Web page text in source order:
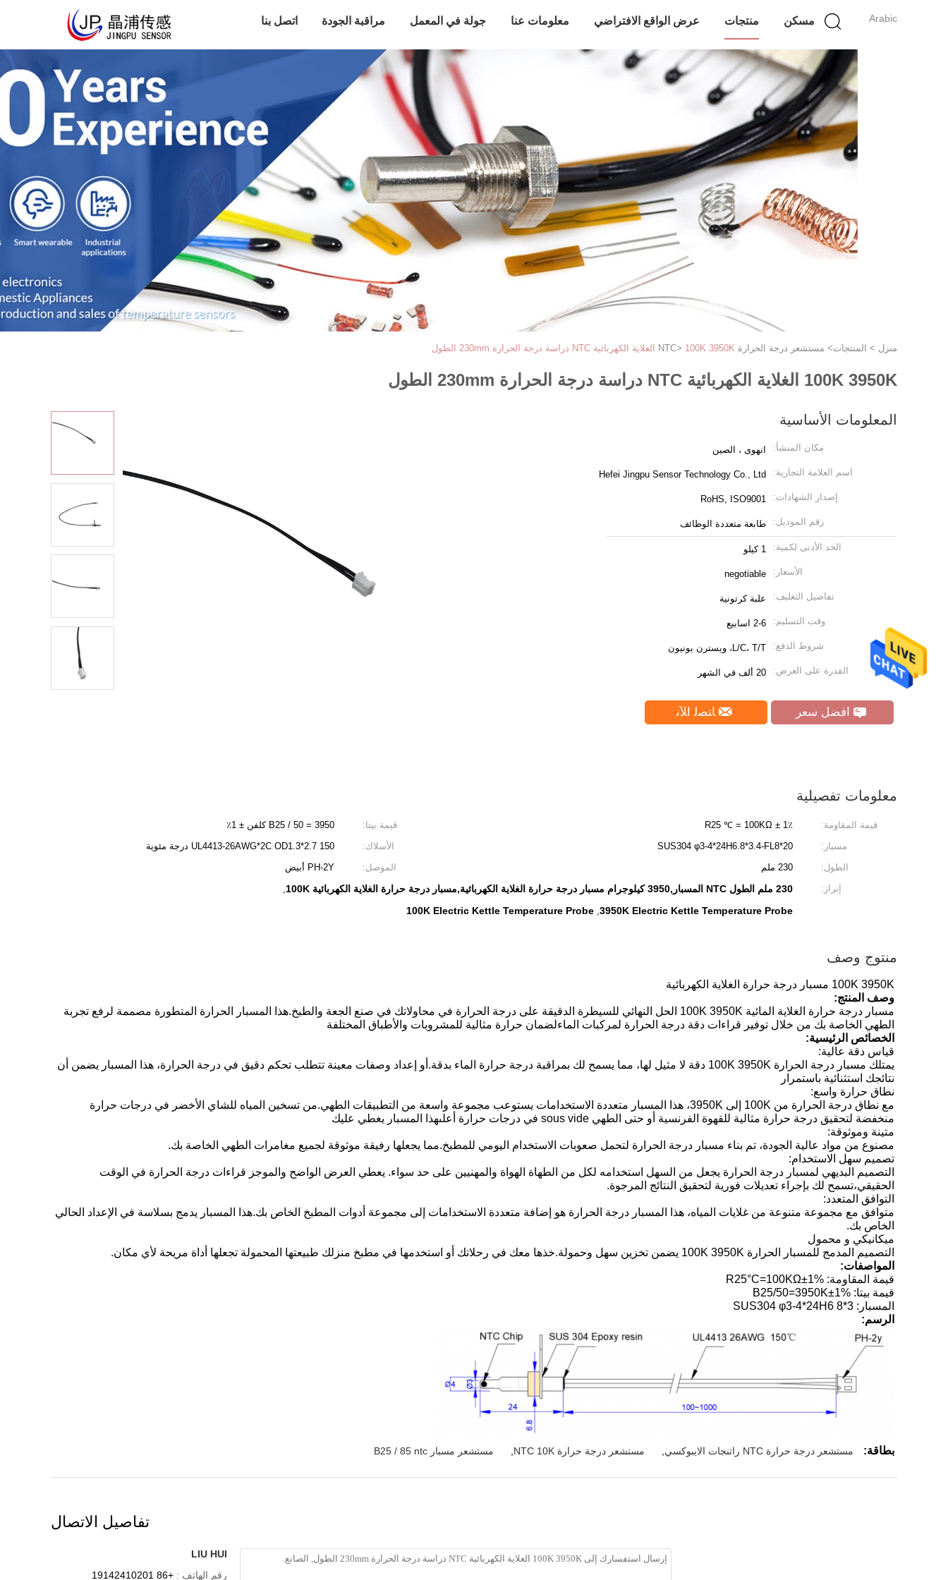
Arabic مسكن منتجات عرض الواقع الافتراضي معلومات عنا جولة في المعمل مراقبة الجودة اتصل بنا
منزل > المنتجات> مستشعر درجة الحرارة NTC > 100K 3950K الغلاية الكهربائية NTC دراسة درجة الحرارة 230mm الطول
100K 3950K الغلاية الكهربائية NTC دراسة درجة الحرارة 230mm الطول
المعلومات الأساسية
مكان المنشأ: انهوى ، الصين
اسم العلامة التجارية: Hefei Jingpu Sensor Technology Co., Ltd
إصدار الشهادات: RoHS, ISO9001
رقم الموديل: طابعة متعددة الوظائف
الحد الأدنى لكمية: 1 كيلو
الأسعار: negotiable
تفاصيل التغليف: علبة كرتونية
وقت التسليم: 2-6 اسابيع
شروط الدفع: L/C، T/T، ويسترن يونيون
القدرة على العرض: 20 ألف في الشهر
افضل سعر ﺎﺘﺼﻟ ﺍﻶﻧ
معلومات تفصيلية
قيمة المقاومة: R25 ℃ = 100KΩ ± 1٪ قيمة بيتا:
B25 / 50 = 3950 كلفن ± 1٪
مسبار:
SUS304 φ3-4*24H6.8*3.4-FL8*20 الأسلاك:
UL4413-26AWG*2C OD1.3*2.7 150 درجة مئوية
الطول:
230 ملم الموصل:
PH-2Y أبيض
إبراز:
230 ملم الطول NTC المسبار,3950 كيلوجرام مسبار درجة حرارة الغلاية الكهربائية,مسبار درجة حرارة الغلاية الكهربائية 100K ,
3950K Electric Kettle Temperature Probe
,
100K Electric Kettle Temperature Probe
منتوج وصف
100K 3950K مسبار درجة حرارة الغلاية الكهربائية
وصف المنتج:
مسبار درجة حرارة الغلاية المائية 100K 3950K الحل النهائي للسيطرة الدقيقة على درجة الحرارة في محاولاتك في صنع الجعة والطبخ.هذا المسبار الحرارة المتطورة مصممة لرفع تجربة
الطهي الخاصة بك من خلال توفير قراءات دقة درجة الحرارة لمركبات الماءلضمان حرارة مثالية للمشروبات والأطباق المختلفة
الخصائص الرئيسية:
قياس دقة عالية:
يمتلك مسبار درجة الحرارة 100K 3950K دقة لا مثيل لها، مما يسمح لك بمراقبة درجة حرارة الماء بدقة.أو إعداد وصفات معينة تتطلب تحكم دقيق في درجة الحرارة، هذا المسبار يضمن أن
نتائجك استثنائية باستمرار
نطاق حرارة واسع:
مع نطاق درجة الحرارة من 100K إلى 3950K، هذا المسبار متعددة الاستخدامات يستوعب مجموعة واسعة من التطبيقات الطهي.من تسخين المياه للشاي الأخضر في درجات حرارة
منخفضة لتحقيق درجة حرارة مثالية للقهوة الفرنسية أو حتى الطهي sous vide في درجات حرارة أعلىهذا المسبار يغطي عليك
متينة وموثوقة:
مصنوع من مواد عالية الجودة، تم بناء مسبار درجة الحرارة لتحمل صعوبات الاستخدام اليومي للمطبخ.مما يجعلها رفيقة موثوقة لجميع مغامرات الطهي الخاصة بك.
تصميم سهل الاستخدام:
التصميم البديهي لمسبار درجة الحرارة يجعل من السهل استخدامه لكل من الطهاة الهواة والمهنيين على حد سواء. يعطي العرض الواضح والموجز قراءات درجة الحرارة في الوقت
الحقيقي،تسمح لك بإجراء تعديلات فورية لتحقيق النتائج المرجوة.
التوافق المتعدد:
متوافق مع مجموعة متنوعة من غلايات المياه، هذا المسبار درجة الحرارة هو إضافة متعددة الاستخدامات إلى مجموعة أدوات المطبخ الخاص بك.هذا المسبار يدمج بسلاسة في الإعداد الحالي
الخاص بك.
ميكانيكي و محمول
التصميم المدمج للمسبار الحرارة 100K 3950K يضمن تخزين سهل وحمولة.خذها معك في رحلاتك أو استخدمها في مطبخ منزلك طبيعتها المحمولة تجعلها أداة مريحة لأي مكان.
المواصفات:
قيمة المقاومة: R25°C=100KΩ±1%
قيمة بيتا: B25/50=3950K±1%
المسبار: SUS304 φ3-4*24H6 8*3
الرسم:
بطاقة: مستشعر درجة حرارة NTC راتنجات الايبوكسي مستشعر درجة حرارة NTC 10K مستشعر مسبار B25 / 85 ntc
تفاصيل الاتصال
LIU HUI
رقم الهاتف : +86 19142410201